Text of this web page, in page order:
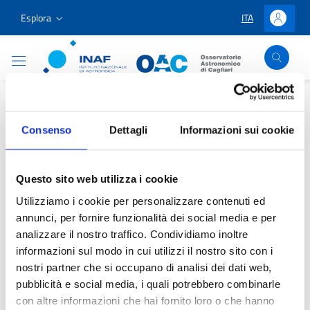
Consenso Dettagli Informazioni sui cookie
Questo sito web utilizza i cookie
Utilizziamo i cookie per personalizzare contenuti ed
annunci, per fornire funzionalità dei social media e per
analizzare il nostro traffico. Condividiamo inoltre
informazioni sul modo in cui utilizzi il nostro sito con i
nostri partner che si occupano di analisi dei dati web,
pubblicità e social media, i quali potrebbero combinarle
con altre informazioni che hai fornito loro o che hanno
Vai ai contenuti
Vai al menu di navigazione
Vai al footer
Esplora LINGUA
ITA Accedi
Osservatorio Astronomico Cagliari
Home/Divulgazione e Didattica/Progetti didattici/
Didattica/Risorse Didattiche Cosmo Hunters
Cosmo Hunters
Contenuto in aggiornamento